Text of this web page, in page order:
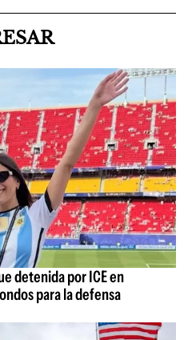
detenida por ICE en
para la defensa